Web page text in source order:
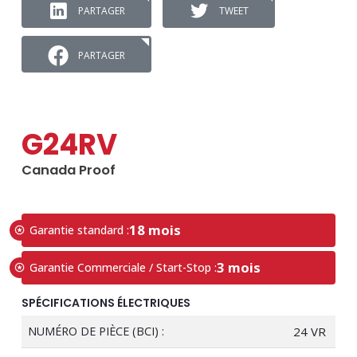
PARTAGER TWEET
PARTAGER
G24RV
Canada Proof
Garantie standard :18 mois
Garantie Commerciale / Start-Stop :3 mois
SPÉCIFICATIONS ÉLECTRIQUES
NUMÉRO DE PIÈCE (BCI) : 24 VR